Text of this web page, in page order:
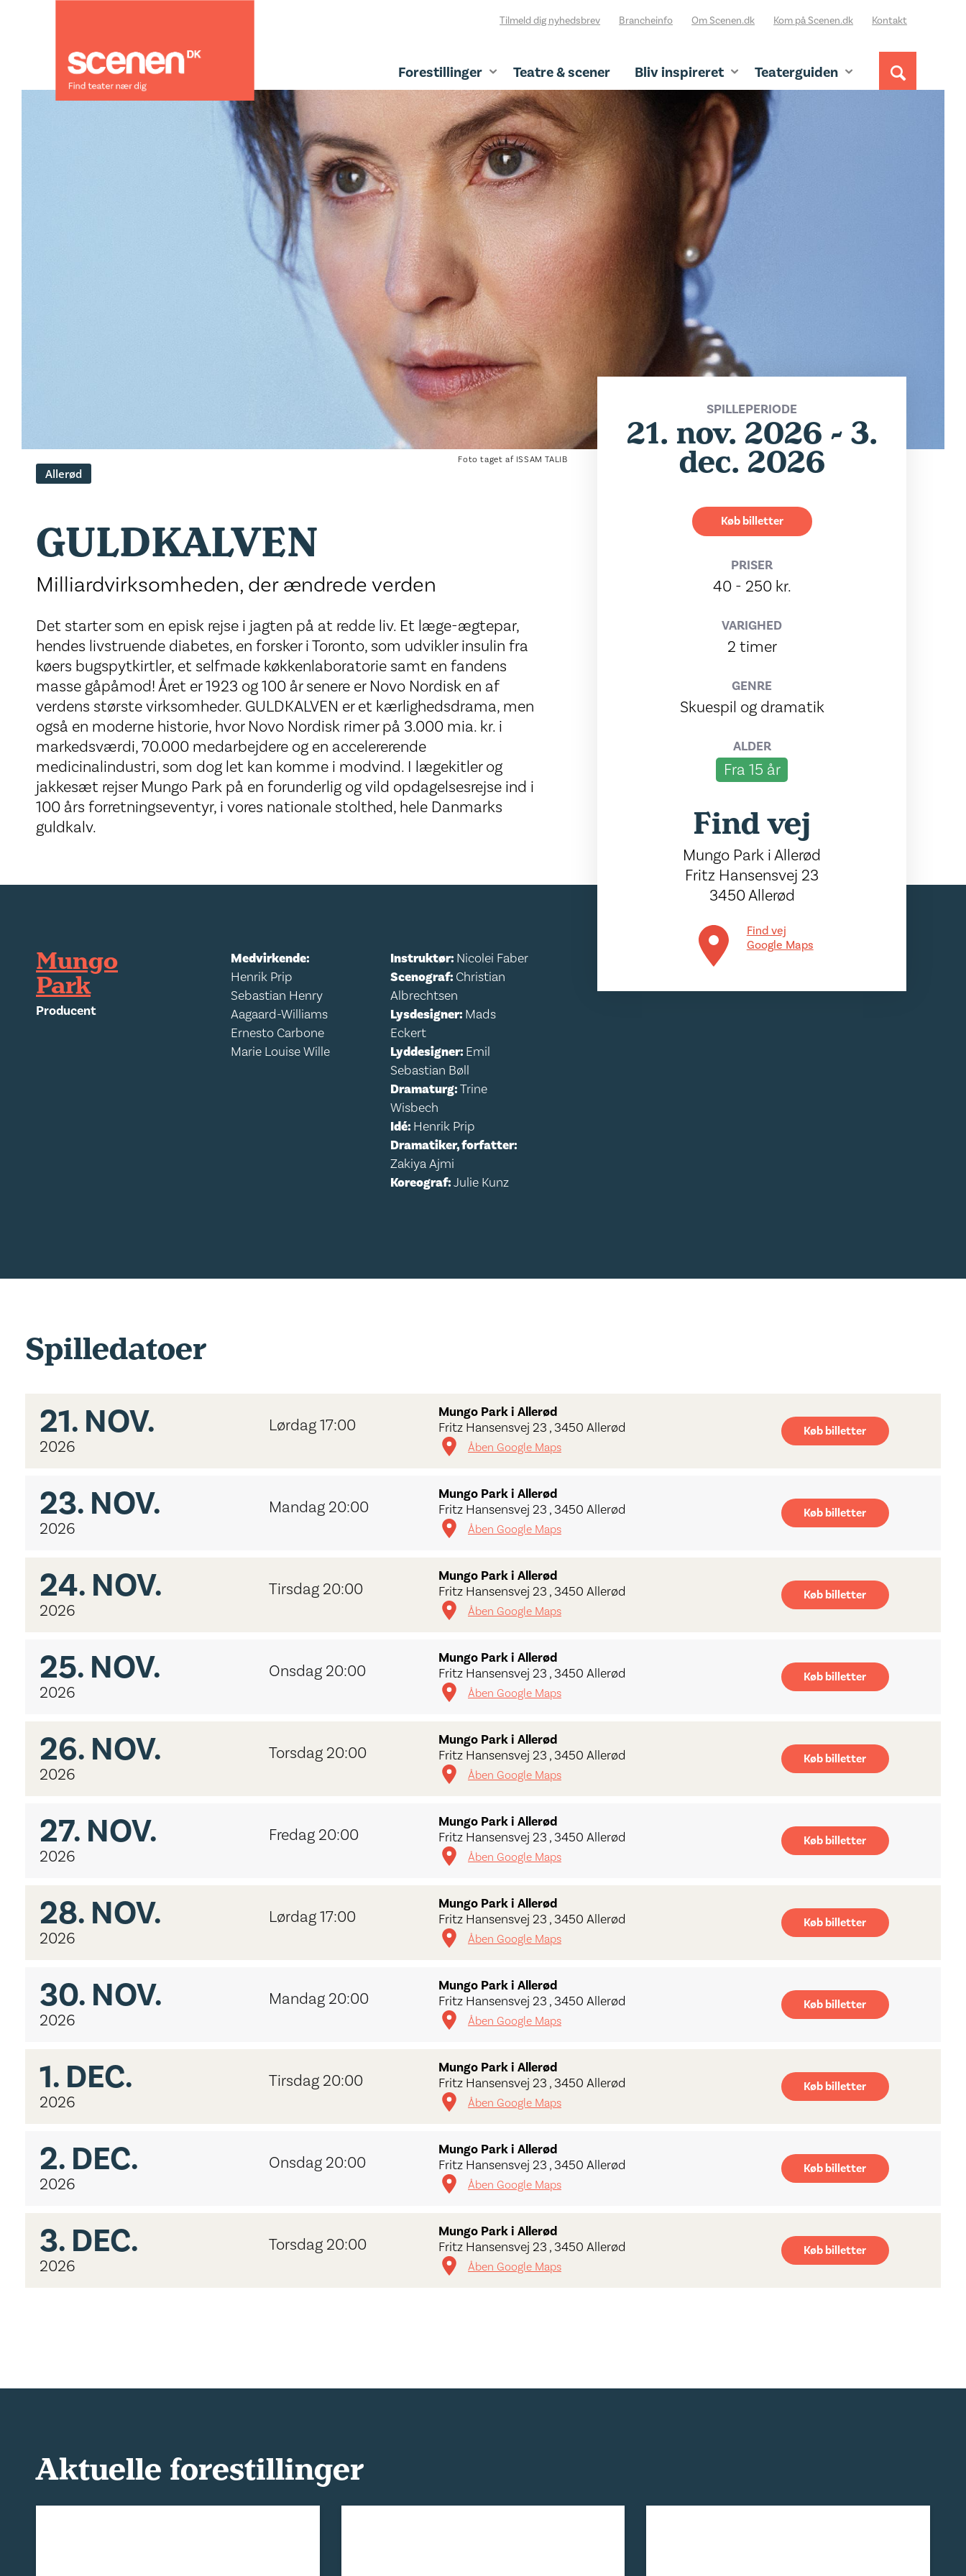
Tilmeld dig nyhedsbrev Brancheinfo Om Scenen.dk Kom på Scenen.dk Kontakt
Forestillinger Teatre & scener Bliv inspireret Teaterguiden
Allerød
Foto taget af ISSAM TALIB
GULDKALVEN
Milliardvirksomheden, der ændrede verden
Det starter som en episk rejse i jagten på at redde liv. Et læge-ægtepar,
hendes livstruende diabetes, en forsker i Toronto, som udvikler insulin fra
køers bugspytkirtler, et selfmade køkkenlaboratorie samt en fandens
masse gåpåmod! Året er 1923 og 100 år senere er Novo Nordisk en af
verdens største virksomheder. GULDKALVEN er et kærlighedsdrama, men
også en moderne historie, hvor Novo Nordisk rimer på 3.000 mia. kr. i
markedsværdi, 70.000 medarbejdere og en accelererende
medicinalindustri, som dog let kan komme i modvind. I lægekitler og
jakkesæt rejser Mungo Park på en forunderlig og vild opdagelsesrejse ind i
100 års forretningseventyr, i vores nationale stolthed, hele Danmarks
guldkalv.
SPILLEPERIODE
21. nov. 2026 - 3.
dec. 2026
Køb billetter
PRISER
40 - 250 kr.
VARIGHED
2 timer
GENRE
Skuespil og dramatik
ALDER
Fra 15 år
Find vej
Mungo Park i Allerød
Fritz Hansensvej 23
3450 Allerød
Find vej
Google Maps
Mungo
Park
Producent
Medvirkende:
Henrik Prip
Sebastian Henry
Aagaard-Williams
Ernesto Carbone
Marie Louise Wille
Instruktør: Nicolei Faber
Scenograf: Christian
Albrechtsen
Lysdesigner: Mads
Eckert
Lyddesigner: Emil
Sebastian Bøll
Dramaturg:Trine
Wisbech
Idé: Henrik Prip
Dramatiker, forfatter:
Zakiya Ajmi
Koreograf:Julie Kunz
Spilledatoer
21. NOV.
2026
Lørdag 17:00
Mungo Park i Allerød
Fritz Hansensvej 23 , 3450 Allerød
Åben Google Maps
Køb billetter
23. NOV.
2026
Mandag 20:00
Mungo Park i Allerød
Fritz Hansensvej 23 , 3450 Allerød
Åben Google Maps
Køb billetter
24. NOV.
2026
Tirsdag 20:00
Mungo Park i Allerød
Fritz Hansensvej 23 , 3450 Allerød
Åben Google Maps
Køb billetter
25. NOV.
2026
Onsdag 20:00
Mungo Park i Allerød
Fritz Hansensvej 23 , 3450 Allerød
Åben Google Maps
Køb billetter
26. NOV.
2026
Torsdag 20:00
Mungo Park i Allerød
Fritz Hansensvej 23 , 3450 Allerød
Åben Google Maps
Køb billetter
27. NOV.
2026
Fredag 20:00
Mungo Park i Allerød
Fritz Hansensvej 23 , 3450 Allerød
Åben Google Maps
Køb billetter
28. NOV.
2026
Lørdag 17:00
Mungo Park i Allerød
Fritz Hansensvej 23 , 3450 Allerød
Åben Google Maps
Køb billetter
30. NOV.
2026
Mandag 20:00
Mungo Park i Allerød
Fritz Hansensvej 23 , 3450 Allerød
Åben Google Maps
Køb billetter
1. DEC.
2026
Tirsdag 20:00
Mungo Park i Allerød
Fritz Hansensvej 23 , 3450 Allerød
Åben Google Maps
Køb billetter
2. DEC.
2026
Onsdag 20:00
Mungo Park i Allerød
Fritz Hansensvej 23 , 3450 Allerød
Åben Google Maps
Køb billetter
3. DEC.
2026
Torsdag 20:00
Mungo Park i Allerød
Fritz Hansensvej 23 , 3450 Allerød
Åben Google Maps
Køb billetter
Aktuelle forestillinger